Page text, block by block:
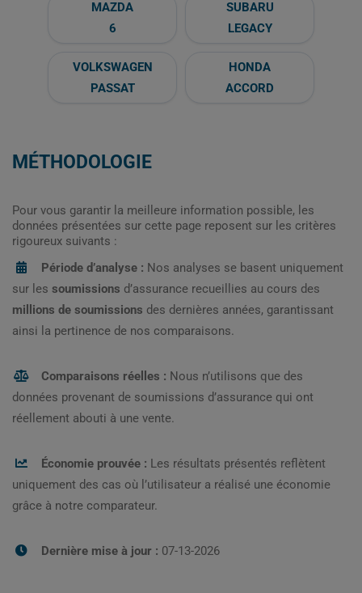
MAZDA
6
SUBARU
LEGACY
VOLKSWAGEN
PASSAT
HONDA
ACCORD
MÉTHODOLOGIE
Pour vous garantir la meilleure information possible, les
données présentées sur cette page reposent sur les critères
rigoureux suivants :
Période d’analyse : Nos analyses se basent uniquement
sur les soumissions d’assurance recueillies au cours des
millions de soumissions des dernières années, garantissant
ainsi la pertinence de nos comparaisons.
Comparaisons réelles : Nous n’utilisons que des
données provenant de soumissions d’assurance qui ont
réellement abouti à une vente.
Économie prouvée : Les résultats présentés reflètent
uniquement des cas où l’utilisateur a réalisé une économie
grâce à notre comparateur.
Dernière mise à jour : 07-13-2026